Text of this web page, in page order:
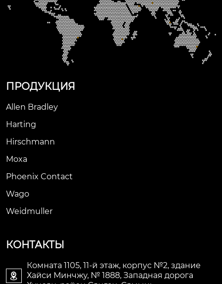
ПРОДУКЦИЯ
Allen Bradley
Harting
Hirschmann
Moxa
Phoenix Contact
Wago
Weidmuller
КОНТАКТЫ

Комната 1105, 11-й этаж, корпус №2, здание
Хайси Минчжу, № 1888, Западная дорога